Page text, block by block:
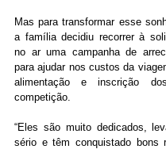
Mas para transformar esse
a família decidiu recorrer à
no ar uma campanha de
para ajudar nos custos da
alimentação e inscrição
competição.
“Eles são muito dedicados,
sério e têm conquistado bons